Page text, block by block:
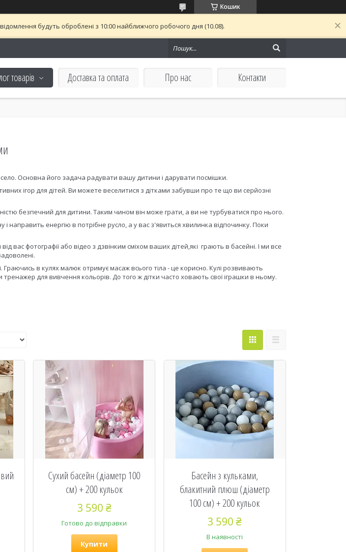
Кошик
будуть оброблені з 10:00 найближчого робочого дня (10.08).
товарів Доставка та оплата Про нас Контакти
Основна його задача радувати вашу дитини і дарувати посмішки.
ігор для дітей. Ви можете веселитися з дітками забувши про те що ви серйозні
безпечний для дитини. Таким чином він може грати, а ви не турбуватися про нього.
направить енергію в потрібне русло, а у вас з'явиться хвилинка відпочинку. Поки
вас фотографії або відео з дзвінким сміхом ваших дітей,які грають в басейні. І ми все
Граючись в кулях малюк отримує масаж всього тіла - це корисно. Кулі розвивають
для вивчення кольорів. До того ж дітки часто ховають свої іграшки в ньому.
Сухий басейн (діаметр 100
см) + 200 кульок
3 590 ₴
Готово до відправки
Купити
Басейн з кульками,
блакитний плюш (діаметр
100 см) + 200 кульок
3 590 ₴
В наявності